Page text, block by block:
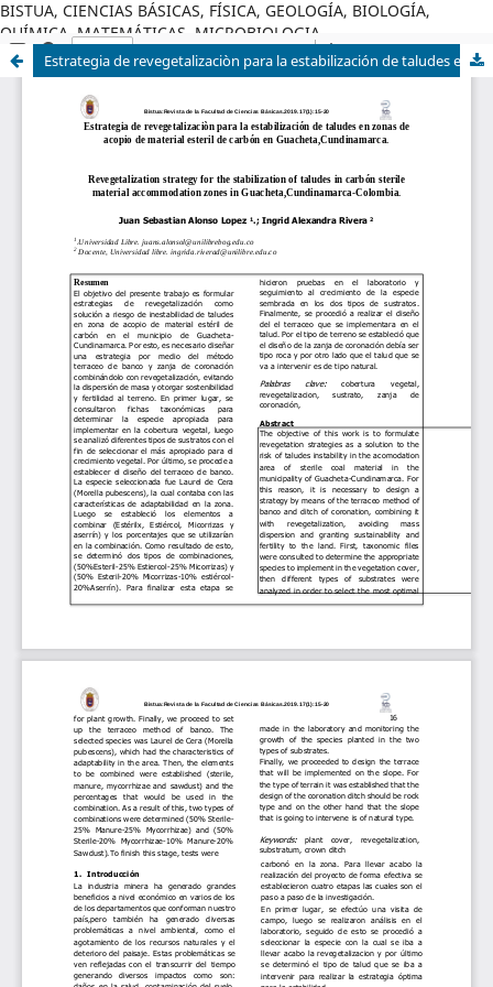
BISTUA, CIENCIAS BÁSICAS, FÍSICA, GEOLOGÍA, BIOLOGÍA,
QUÍMICA, MATEMÁTICAS, MICROBIOLOGIA
Estrategia de revegetalizaciòn para la estabilización de taludes en zonas de acopio de material esteril de carbón en Guacheta,Cundinamarca.